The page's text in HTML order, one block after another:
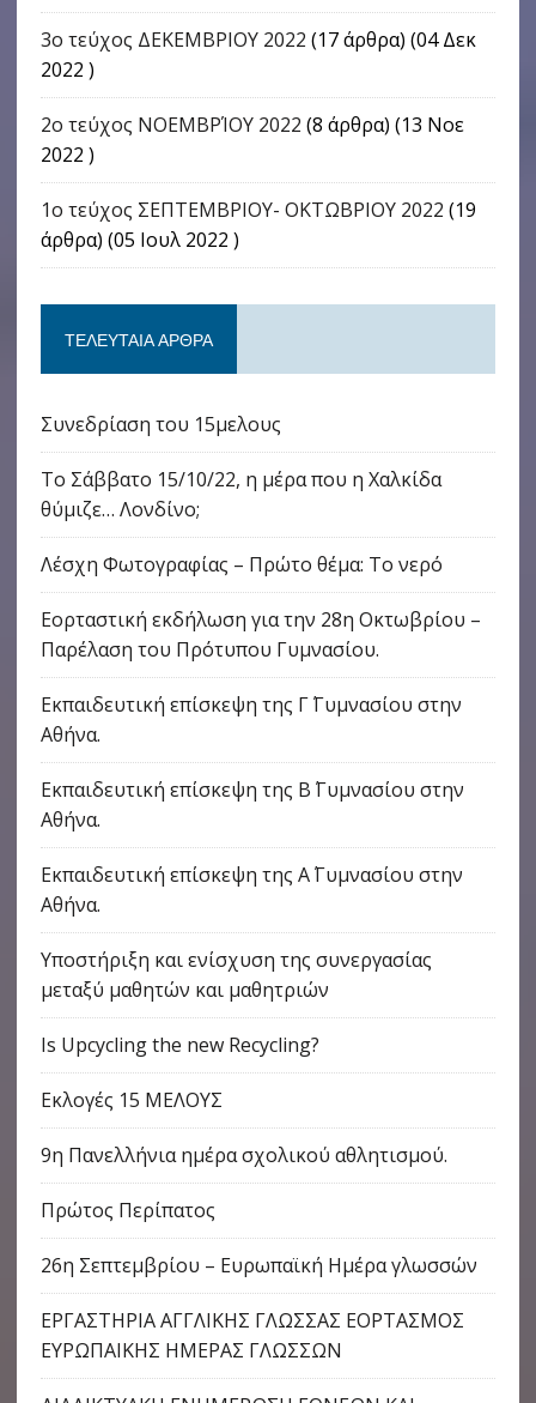
3ο τεύχος ΔΕΚΕΜΒΡΙΟΥ 2022 (17 άρθρα) (04 Δεκ
2022 )
2ο τεύχος ΝΟΕΜΒΡΊΟΥ 2022 (8 άρθρα) (13 Νοε
2022 )
1ο τεύχος ΣΕΠΤΕΜΒΡΙΟΥ- ΟΚΤΩΒΡΙΟΥ 2022 (19
άρθρα) (05 Ιουλ 2022 )
ΤΕΛΕΥΤΑΊΑ ΆΡΘΡΑ
Συνεδρίαση του 15μελους
Το Σάββατο 15/10/22, η μέρα που η Χαλκίδα
θύμιζε… Λονδίνο;
Λέσχη Φωτογραφίας – Πρώτο θέμα: Το νερό
Εορταστική εκδήλωση για την 28η Οκτωβρίου –
Παρέλαση του Πρότυπου Γυμνασίου.
Εκπαιδευτική επίσκεψη της Γ΄ Γυμνασίου στην
Αθήνα.
Εκπαιδευτική επίσκεψη της Β΄ Γυμνασίου στην
Αθήνα.
Εκπαιδευτική επίσκεψη της Α΄ Γυμνασίου στην
Αθήνα.
Υποστήριξη και ενίσχυση της συνεργασίας
μεταξύ μαθητών και μαθητριών
Is Upcycling the new Recycling?
Εκλογές 15 ΜΕΛΟΥΣ
9η Πανελλήνια ημέρα σχολικού αθλητισμού.
Πρώτος Περίπατος
26η Σεπτεμβρίου – Ευρωπαϊκή Ημέρα γλωσσών
ΕΡΓΑΣΤΗΡΙΑ ΑΓΓΛΙΚΗΣ ΓΛΩΣΣΑΣ ΕΟΡΤΑΣΜΟΣ
ΕΥΡΩΠΑΙΚΗΣ ΗΜΕΡΑΣ ΓΛΩΣΣΩΝ